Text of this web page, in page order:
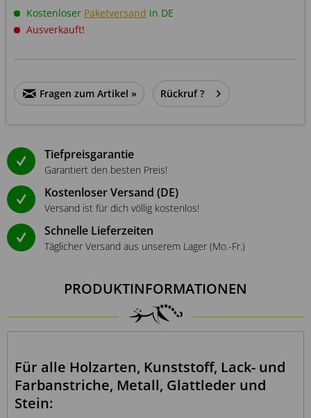
Kostenloser Paketversand in DE
Ausverkauft!
Fragen zum Artikel » Rückruf ?
Tiefpreisgarantie
Garantiert den besten Preis!
Kostenloser Versand (DE)
Versand ist für dich völlig kostenlos!
Schnelle Lieferzeiten
Täglicher Versand aus unserem Lager (Mo.-Fr.)
PRODUKTINFORMATIONEN
Für alle Holzarten, Kunststoff, Lack- und
Farbanstriche, Metall, Glattleder und
Stein: